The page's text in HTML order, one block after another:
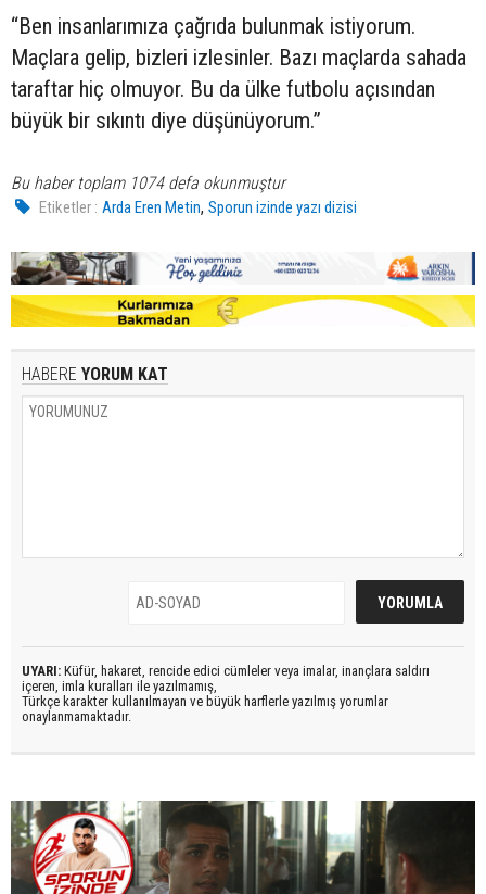
“Ben insanlarımıza çağrıda bulunmak istiyorum.
Maçlara gelip, bizleri izlesinler. Bazı maçlarda sahada
taraftar hiç olmuyor. Bu da ülke futbolu açısından
büyük bir sıkıntı diye düşünüyorum.”
Bu haber toplam 1074 defa okunmuştur
Etiketler : Arda Eren Metin,Sporun izinde yazı dizisi
HABERE YORUM KAT
UYARI: Küfür, hakaret, rencide edici cümleler veya imalar, inançlara saldırı
içeren, imla kuralları ile yazılmamış,
Türkçe karakter kullanılmayan ve büyük harflerle yazılmış yorumlar
onaylanmamaktadır.